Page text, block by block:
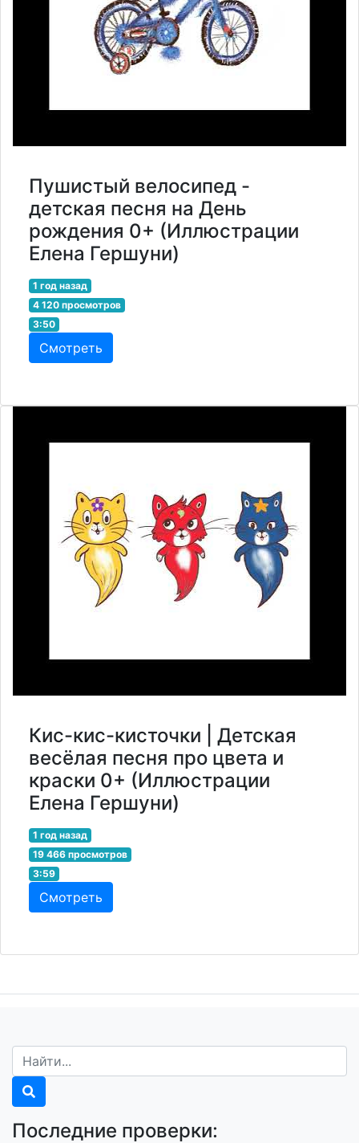
Пушистый велосипед -
детская песня на День
рождения 0+ (Иллюстрации
Елена Гершуни)
1 год назад
4 120 просмотров
3:50
Смотреть
Кис-кис-кисточки | Детская
весёлая песня про цвета и
краски 0+ (Иллюстрации
Елена Гершуни)
1 год назад
19 466 просмотров
3:59
Смотреть
Последние проверки: